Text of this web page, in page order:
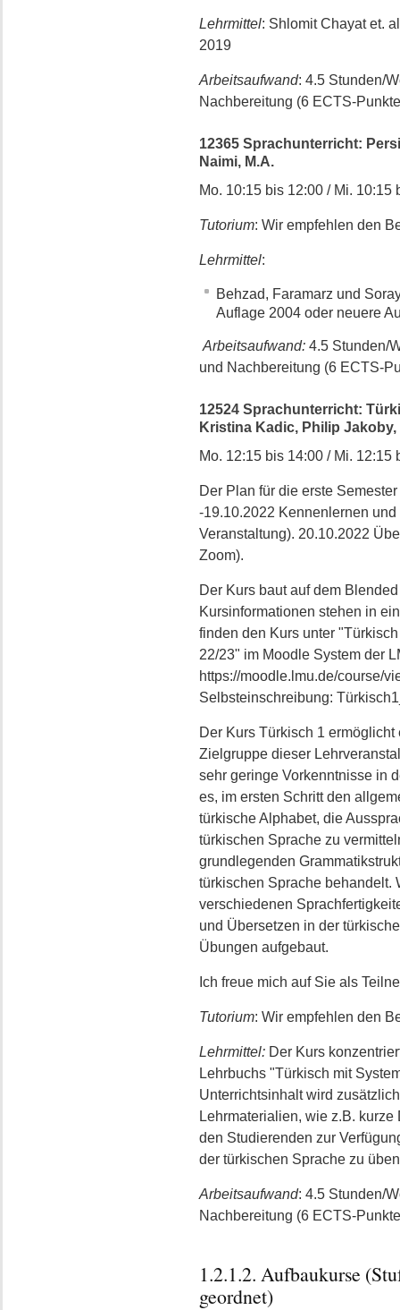
Lehrmittel: Shlomit Chayat et.
2019
Arbeitsaufwand: 4.5 Stunden/
Nachbereitung (6 ECTS-
12365 Sprachunterricht:
Naimi, M.A.
Mo. 10:15 bis 12:00 / Mi.
Tutorium: Wir empfehlen den
Lehrmittel:
Behzad, Faramarz und
Auflage 2004 oder neuere
Arbeitsaufwand:4.5 Stunden/
und Nachbereitung (6 ECTS-
12524 Sprachunterricht:
Kristina Kadic, Philip Jakoby,
Mo. 12:15 bis 14:00 / Mi.
Der Plan für die erste
-19.10.2022 Kennenlernen
Veranstaltung). 20.10.2022
Zoom).
Der Kurs baut auf dem
Kursinformationen stehen in
finden den Kurs unter
22/23" im Moodle System der
https://moodle.lmu.de/course/
Selbsteinschreibung:
Der Kurs Türkisch 1
Zielgruppe dieser
sehr geringe Vorkenntnisse in
es, im ersten Schritt den
türkische Alphabet, die
türkischen Sprache zu
grundlegenden
türkischen Sprache behandelt.
verschiedenen
und Übersetzen in der
Übungen aufgebaut.
Ich freue mich auf Sie als
Tutorium: Wir empfehlen den
Lehrmittel:Der Kurs
Lehrbuchs "Türkisch mit
Unterrichtsinhalt wird
Lehrmaterialien, wie z.B.
den Studierenden zur
der türkischen Sprache zu
Arbeitsaufwand: 4.5 Stunden/
Nachbereitung (6 ECTS-
1.2.1.2. Aufbaukurse
geordnet)